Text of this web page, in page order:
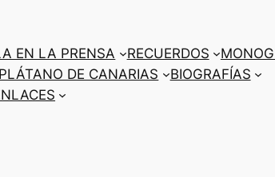
EN LA PRENSA RECUERDOS
PLÁTANO DE CANARIAS
BIOGRAFÍAS